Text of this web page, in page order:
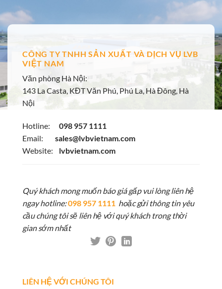
CÔNG TY TNHH SẢN XUẤT VÀ DỊCH VỤ LVB
VIỆT NAM
Văn phòng Hà Nội:
143 La Casta, KĐT Văn Phú, Phú La, Hà Đông, Hà
Nội
Hotline:
098 957 1111
Email:
sales@lvbvietnam.com
Website:
lvbvietnam.com
Quý khách mong muốn báo giá gấp vui lòng liên hệ
ngay hotline:098 957 1111 hoặc gửi thông tin yêu
cầu chúng tôi sẽ liên hệ với quý khách trong thời
gian sớm nhất
LIÊN HỆ VỚI CHÚNG TÔI